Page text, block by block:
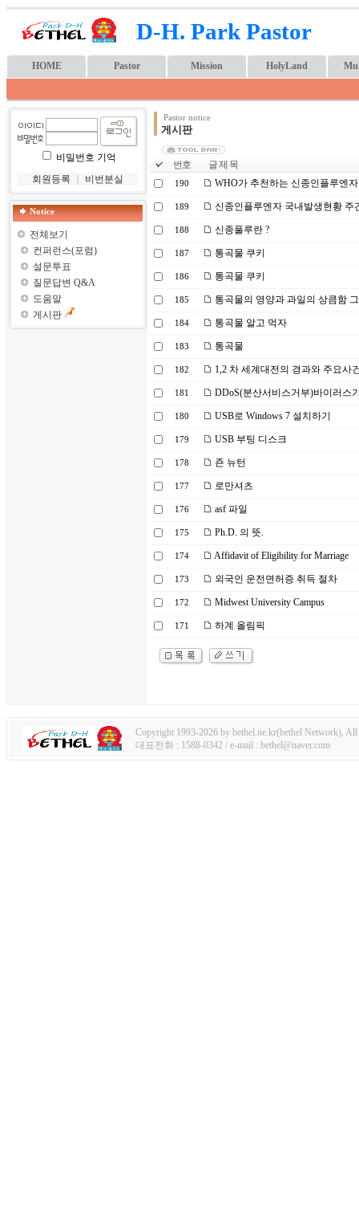
D-H. Park Pastor
HOME Pastor Mission HolyLand
비밀번호 기억
회원등록
비번분실
Notice
전체보기
컨퍼런스(포럼)
설문투표
질문답변 Q&A
도움말
게시판
Pastor notice
게시판
번호 글 제 목
190 WHO가 추천하는 신종인플루엔
189 신종인플루엔자 국내발생현황 주
188 신종풀루란 ?
187 통곡물 쿠키
186 통곡물 쿠키
185 통곡물의 영양과 과일의 상큼함
184 통곡물 알고 먹자
183 통곡물
182 1,2 차 세계대전의 경과와 주요사
181 DDoS(분산서비스거부)바이러스
180 USB로 Windows 7 설치하기
179 USB 부팅 디스크
178 죤 뉴턴
177 로만셔츠
176 asf 파일
175 Ph.D. 의 뜻.
174 Affidavit of Eligibility for Marriage
173 외국인 운전면허증 취득 절차
172 Midwest University Campus
171 하계 올림픽
Copyright 1993-2026 by bethel.ne.kr(bethel Network), All
대표전화 : 1588-0342 / e-mail : bethel@naver.com